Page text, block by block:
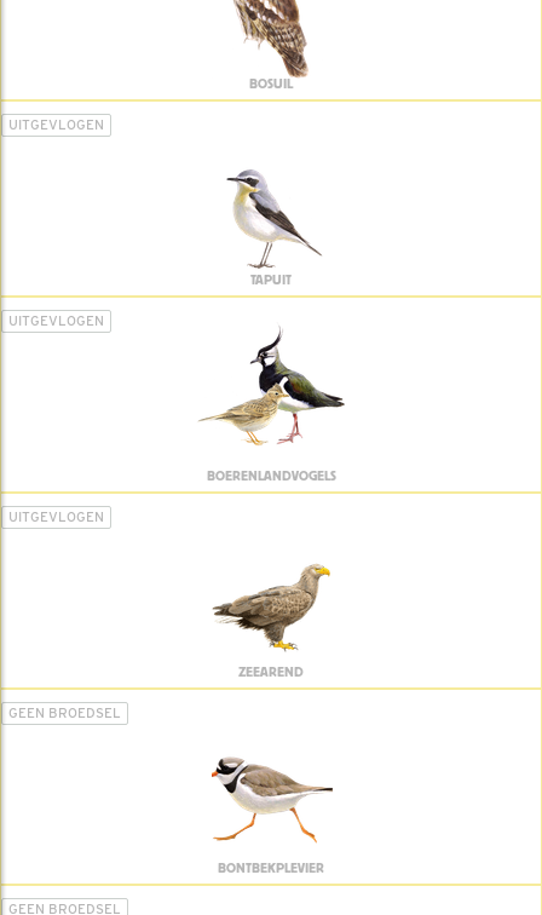
BOSUIL
UITGEVLOGEN
TAPUIT
UITGEVLOGEN
BOERENLANDVOGELS
UITGEVLOGEN
ZEEAREND
GEEN BROEDSEL
BONTBEKPLEVIER
GEEN BROEDSEL